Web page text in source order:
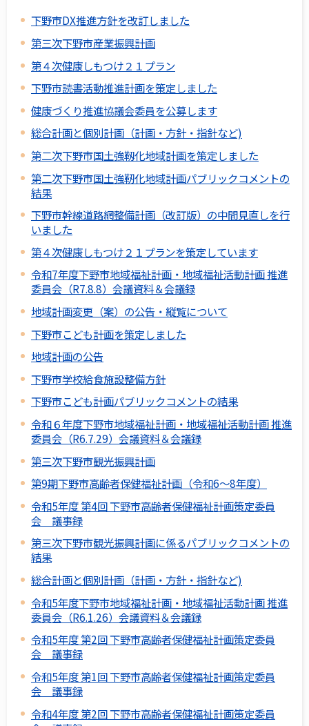
下野市DX推進方針を改訂しました
第三次下野市産業振興計画
第４次健康しもつけ２１プラン
下野市読書活動推進計画を策定しました
健康づくり推進協議会委員を公募します
総合計画と個別計画（計画・方針・指針など)
第二次下野市国土強靱化地域計画を策定しました
第二次下野市国土強靭化地域計画パブリックコメントの
結果
下野市幹線道路網整備計画（改訂版）の中間見直しを行
いました
第４次健康しもつけ２１プランを策定しています
令和7年度下野市地域福祉計画・地域福祉活動計画 推進
委員会（R7.8.8）会議資料＆会議録
地域計画変更（案）の公告・縦覧について
下野市こども計画を策定しました
地域計画の公告
下野市学校給食施設整備方針
下野市こども計画パブリックコメントの結果
令和６年度下野市地域福祉計画・地域福祉活動計画 推進
委員会（R6.7.29）会議資料＆会議録
第三次下野市観光振興計画
第9期下野市高齢者保健福祉計画（令和6～8年度）
令和5年度 第4回 下野市高齢者保健福祉計画策定委員
会 議事録
第三次下野市観光振興計画に係るパブリックコメントの
結果
総合計画と個別計画（計画・方針・指針など)
令和5年度下野市地域福祉計画・地域福祉活動計画 推進
委員会（R6.1.26）会議資料＆会議録
令和5年度 第2回 下野市高齢者保健福祉計画策定委員
会 議事録
令和5年度 第1回 下野市高齢者保健福祉計画策定委員
会 議事録
令和4年度 第2回 下野市高齢者保健福祉計画策定委員